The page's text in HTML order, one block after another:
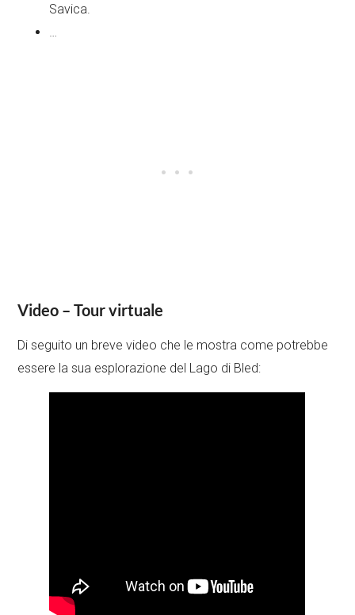
Savica.
…
Video – Tour virtuale
Di seguito un breve video che le mostra come potrebbe
essere la sua esplorazione del Lago di Bled: